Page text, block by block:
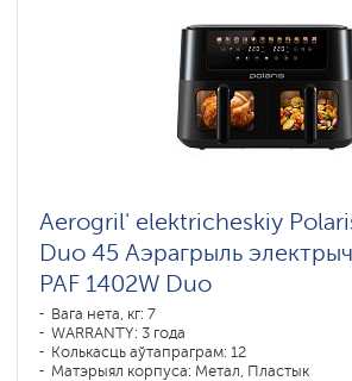
Aerogril' elektricheskiy
Duo 45 Аэрагрыль
PAF 1402W Duo
Вага нета, кг: 7
WARRANTY: 3 года
Колькасць аўтапраграм: 12
Матэрыял корпуса: Метал, Пластык